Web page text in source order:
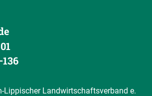
Lippischer Landwirtschaftsverband e.